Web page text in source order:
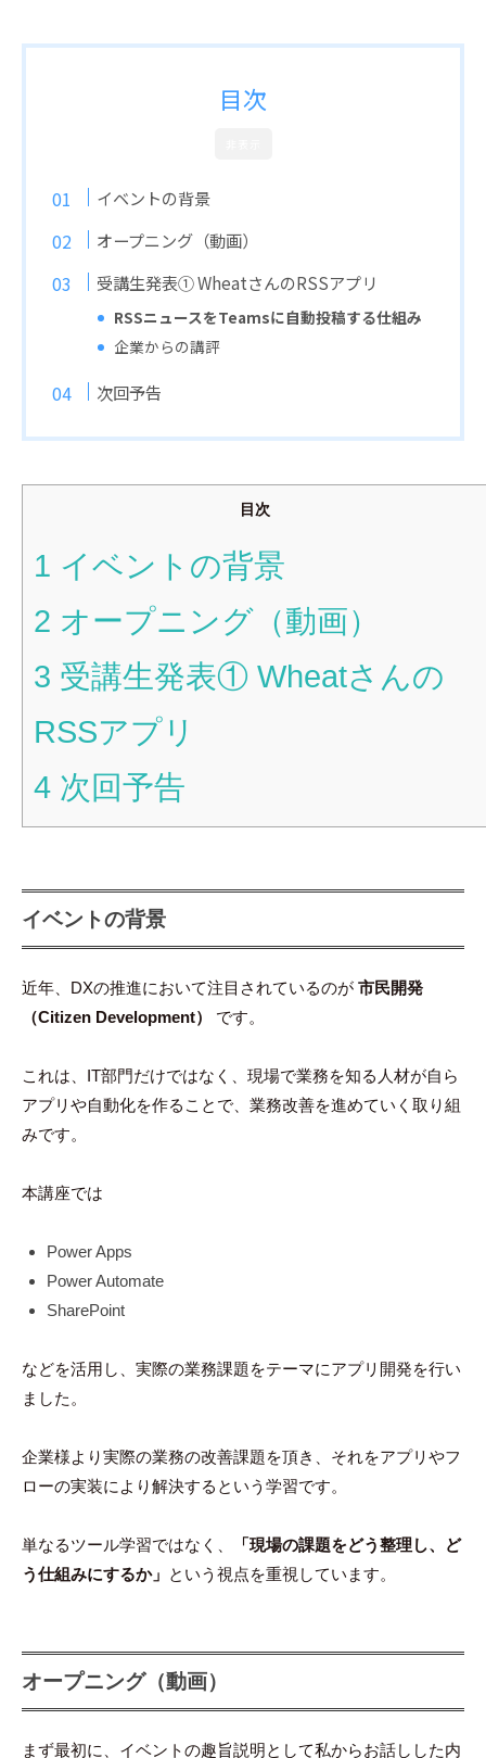
目次
イベントの背景
オープニング（動画）
受講生発表① WheatさんのRSSアプリ
RSSニュースをTeamsに自動投稿する仕組み
企業からの講評
次回予告
目次
1 イベントの背景
2 オープニング（動画）
3 受講生発表① Wheatさんの
RSSアプリ
4 次回予告
イベントの背景
近年、DXの推進において注目されているのが 市民開発
（Citizen Development）
です。
これは、IT部門だけではなく、現場で業務を知る人材が自ら
アプリや自動化を作ることで、業務改善を進めていく取り組
みです。
本講座では
Power Apps
Power Automate
SharePoint
などを活用し、実際の業務課題をテーマにアプリ開発を行い
ました。
企業様より実際の業務の改善課題を頂き、それをアプリやフ
ローの実装により解決するという学習です。
単なるツール学習ではなく、
「現場の課題をどう整理し、ど
う仕組みにするか」 という視点を重視しています。
オープニング（動画）
まず最初に、イベントの趣旨説明として私からお話しした内